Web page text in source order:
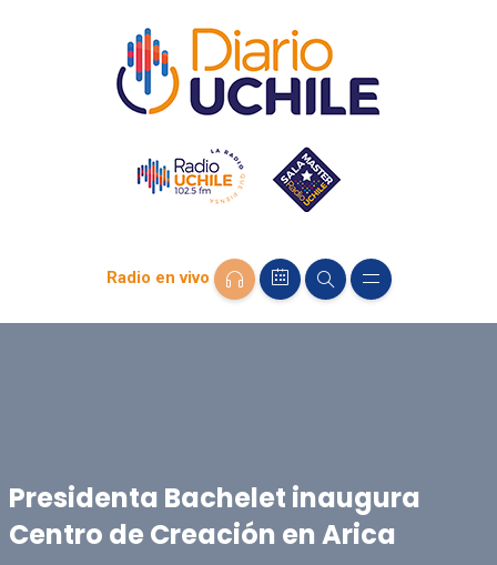
Radio en vivo
Presidenta Bachelet inaugura
Centro de Creación en Arica